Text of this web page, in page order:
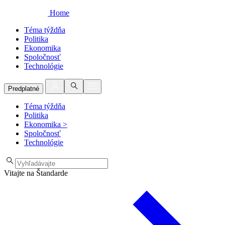
Home
Téma týždňa
Politika
Ekonomika
Spoločnosť
Technológie
Predplatné
Téma týždňa
Politika
Ekonomika >
Spoločnosť
Technológie
Vitajte na Štandarde